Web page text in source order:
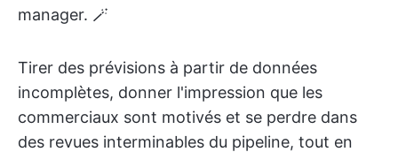
manager. 🪄
Tirer des prévisions à partir de données
incomplètes, donner l'impression que les
commerciaux sont motivés et se perdre dans
des revues interminables du pipeline, tout en